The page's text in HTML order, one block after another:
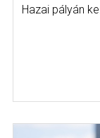
Hazai pályán